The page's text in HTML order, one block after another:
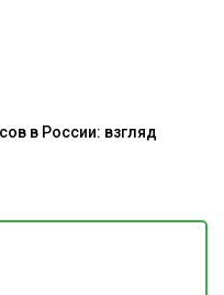
в России: взгляд